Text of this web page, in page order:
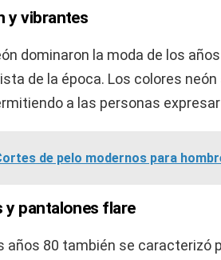
y vibrantes
dominaron la moda de los
de la época. Los colores
a las personas
de pelo modernos para
y pantalones flare
años 80 también se